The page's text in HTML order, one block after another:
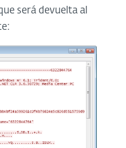
será devuelta al